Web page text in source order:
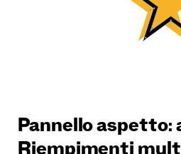
Pannello aspetto: